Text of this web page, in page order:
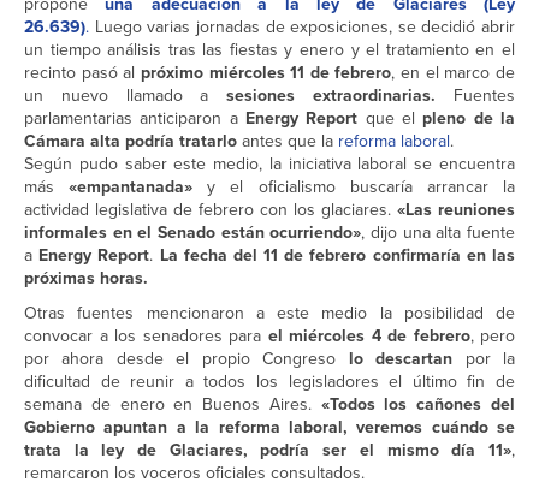
26.639). Luego varias jornadas de exposiciones, se decidió abrir
un tiempo análisis tras las fiestas y enero y el tratamiento en el
recinto pasó al próximo miércoles 11 de febrero, en el marco de
un nuevo llamado asesiones extraordinarias. Fuentes
parlamentarias anticiparon aEnergy Report que el pleno de la
Cámara alta podría tratarloantes que la reforma laboral.
Según pudo saber este medio, la iniciativa laboral se encuentra
más«empantanada» y el oficialismo buscaría arrancar la
actividad legislativa de febrero con los glaciares. «Las reuniones
informales en el Senado están ocurriendo», dijo una alta fuente
a Energy Report. La fecha del 11 de febrero confirmaría en las
próximas horas.
Otras fuentes mencionaron a este medio la posibilidad de
convocar a los senadores para el miércoles 4 de febrero, pero
por ahora desde el propio Congreso lo descartan por la
dificultad de reunir a todos los legisladores el último fin de
semana de enero en Buenos Aires. «Todos los cañones del
Gobierno apuntan a la reforma laboral, veremos cuándo se
trata la ley de Glaciares, podría ser el mismo día 11»,
remarcaron los voceros oficiales consultados.